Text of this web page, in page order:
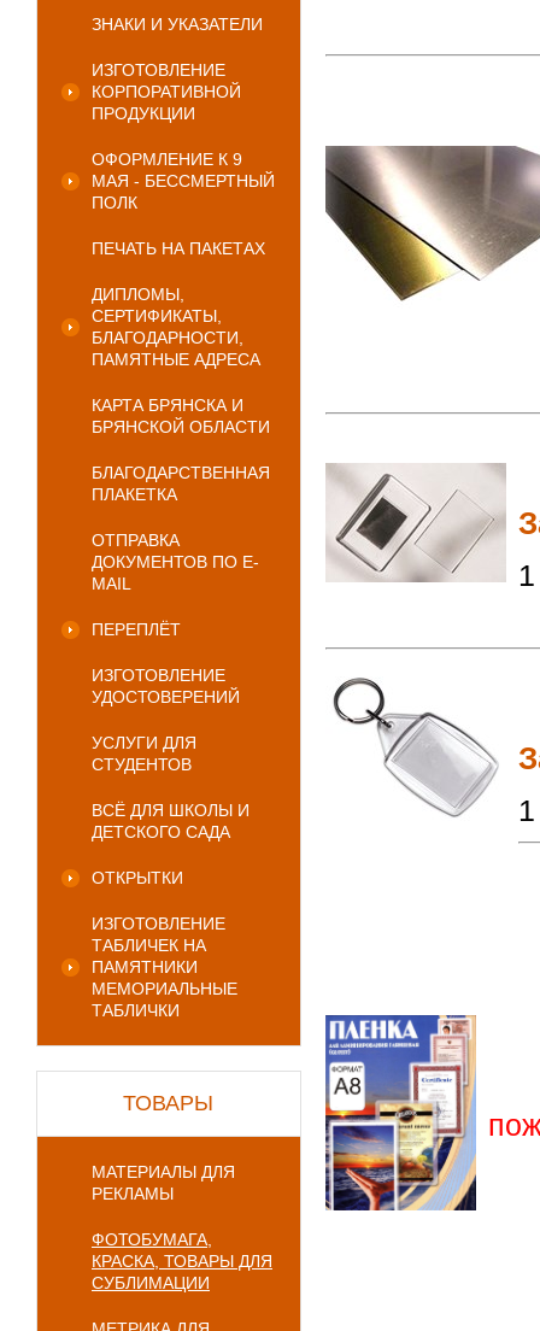
ЗНАКИ И УКАЗАТЕЛИ
ИЗГОТОВЛЕНИЕ
КОРПОРАТИВНОЙ
ПРОДУКЦИИ
ОФОРМЛЕНИЕ К 9
МАЯ - БЕССМЕРТНЫЙ
ПОЛК
ПЕЧАТЬ НА ПАКЕТАХ
ДИПЛОМЫ,
СЕРТИФИКАТЫ,
БЛАГОДАРНОСТИ,
ПАМЯТНЫЕ АДРЕСА
КАРТА БРЯНСКА И
БРЯНСКОЙ ОБЛАСТИ
БЛАГОДАРСТВЕННАЯ
ПЛАКЕТКА
ОТПРАВКА
ДОКУМЕНТОВ ПО E-
MAIL
ПЕРЕПЛЁТ
ИЗГОТОВЛЕНИЕ
УДОСТОВЕРЕНИЙ
УСЛУГИ ДЛЯ
СТУДЕНТОВ
ВСЁ ДЛЯ ШКОЛЫ И
ДЕТСКОГО САДА
ОТКРЫТКИ
ИЗГОТОВЛЕНИЕ
ТАБЛИЧЕК НА
ПАМЯТНИКИ
МЕМОРИАЛЬНЫЕ
ТАБЛИЧКИ
ТОВАРЫ
МАТЕРИАЛЫ ДЛЯ
РЕКЛАМЫ
ФОТОБУМАГА,
КРАСКА, ТОВАРЫ ДЛЯ
СУБЛИМАЦИИ